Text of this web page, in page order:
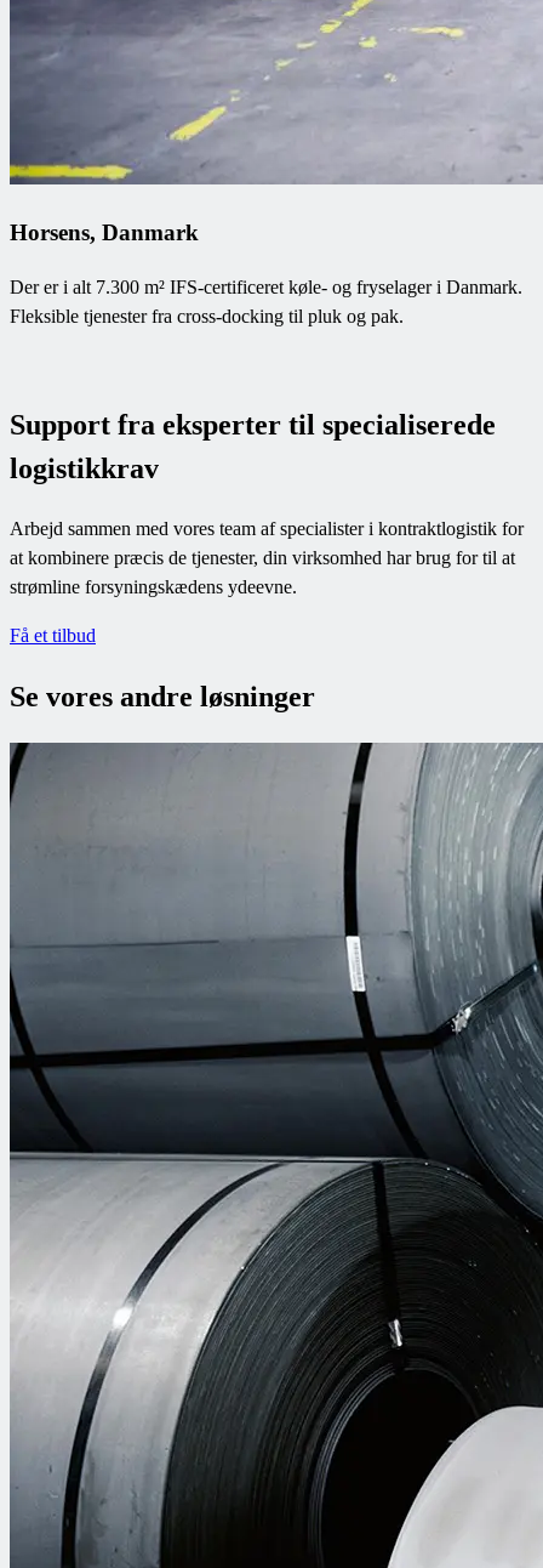
Horsens, Danmark
Der er i alt 7.300 m² IFS-certificeret køle- og fryselager i Danmark.
Fleksible tjenester fra cross-docking til pluk og pak.
Support fra eksperter til specialiserede
logistikkrav
Arbejd sammen med vores team af specialister i kontraktlogistik for
at kombinere præcis de tjenester, din virksomhed har brug for til at
strømline forsyningskædens ydeevne.
Få et tilbud
Se vores andre løsninger